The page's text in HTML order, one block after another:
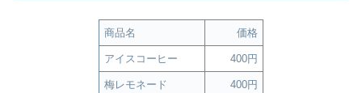
商品名 価格
アイスコーヒー 400円
梅レモネード 400円